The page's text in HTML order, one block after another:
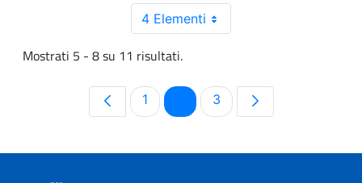
4 Elementi
Mostrati 5 - 8 su 11 risultati.
Pagina
1 PaginaPagina
3